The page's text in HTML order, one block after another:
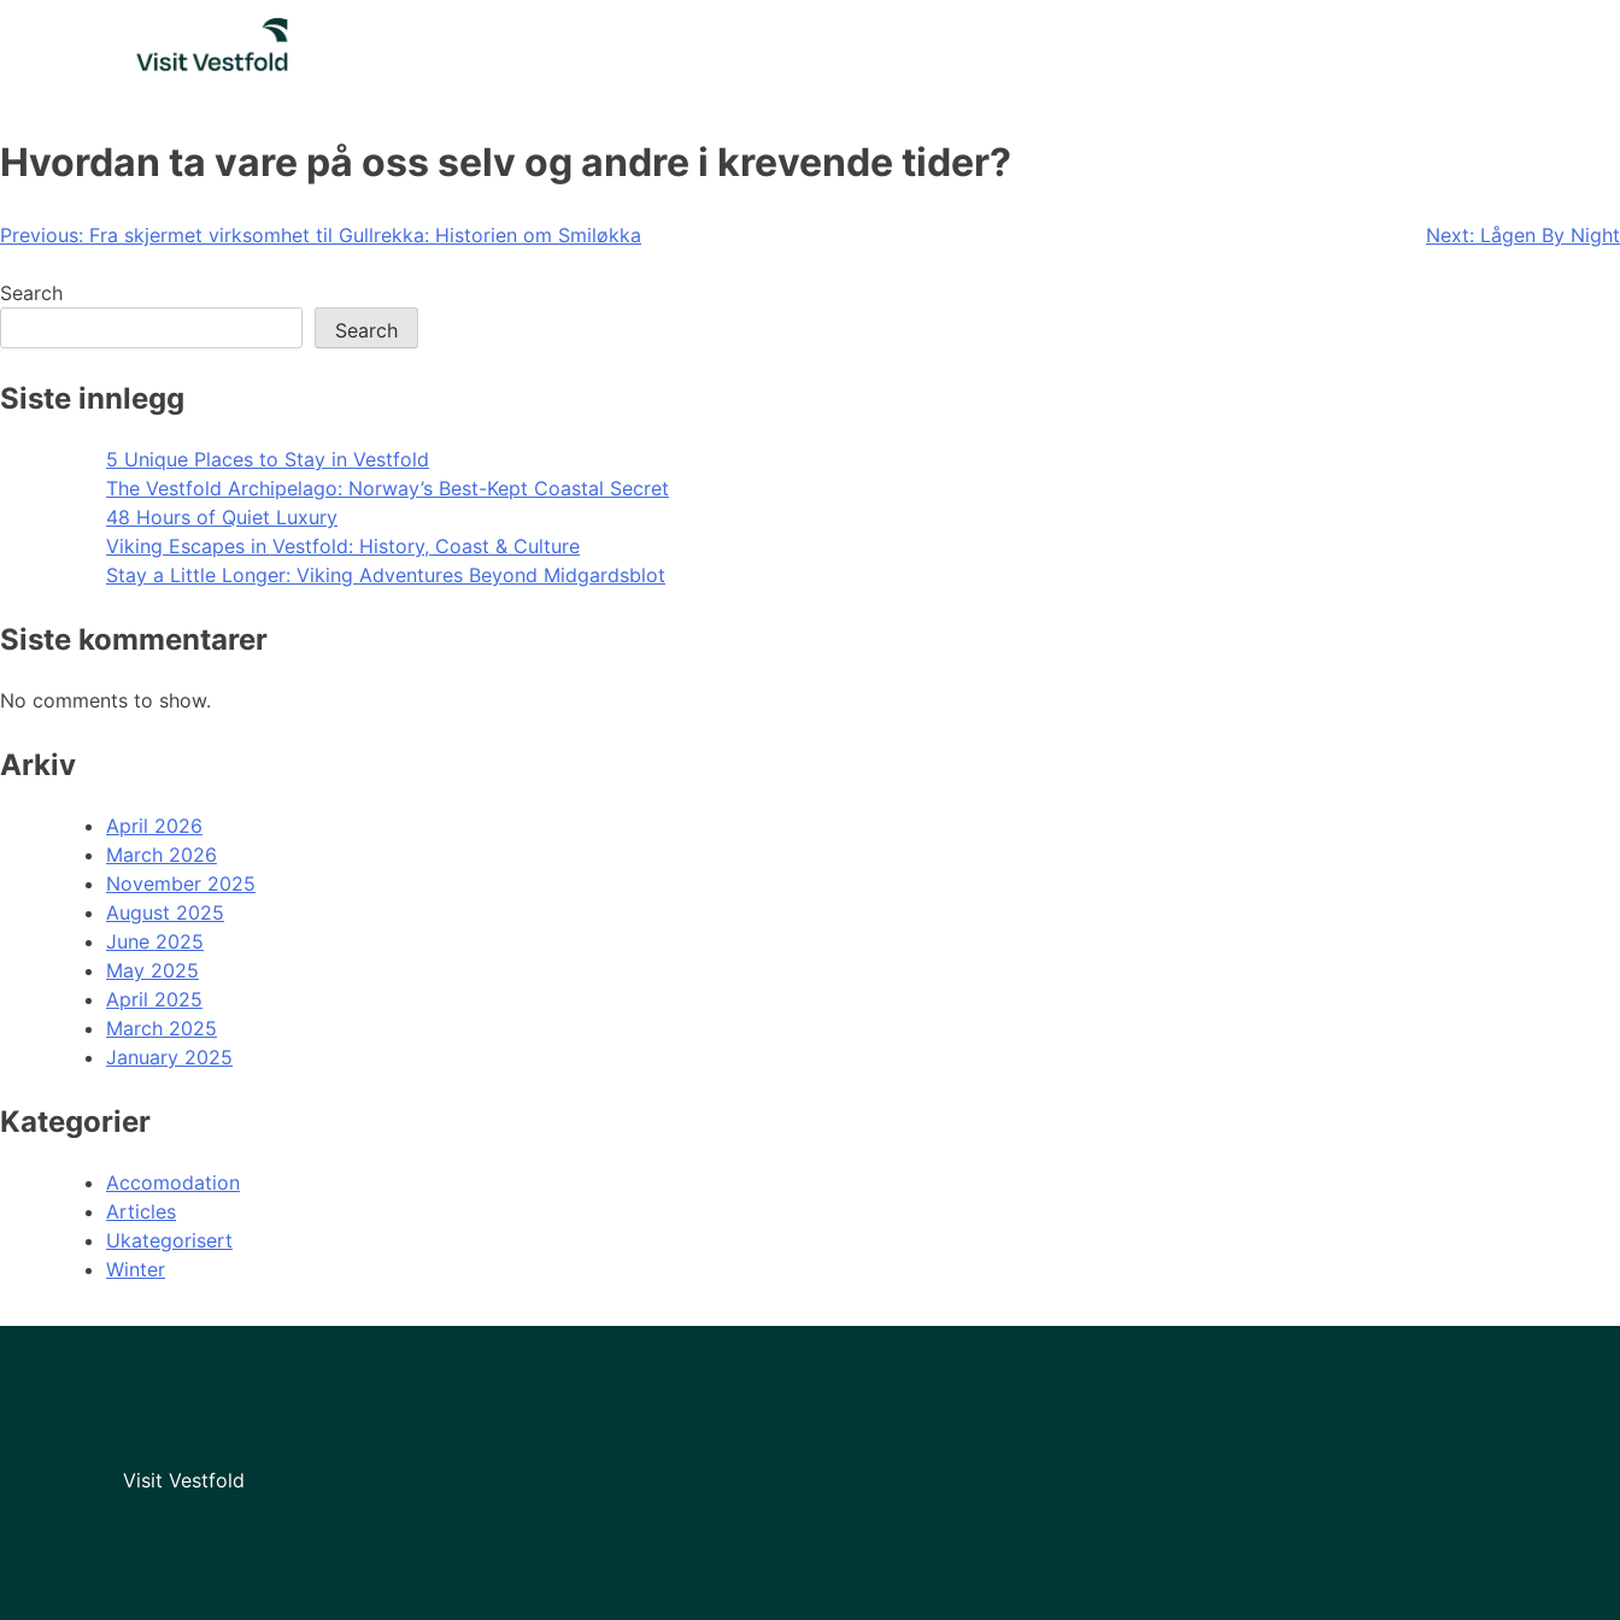
Hvordan ta vare på oss selv og andre i krevende tider?
Post
navigation
Previous: Fra skjermet virksomhet til Gullrekka: Historien om Smiløkka Next: Lågen By Night
Search
Search
Siste innlegg
5 Unique Places to Stay in Vestfold
The Vestfold Archipelago: Norway’s Best-Kept Coastal Secret
48 Hours of Quiet Luxury
Viking Escapes in Vestfold: History, Coast & Culture
Stay a Little Longer: Viking Adventures Beyond Midgardsblot
Siste kommentarer
No comments to show.
Arkiv
April 2026
March 2026
November 2025
August 2025
June 2025
May 2025
April 2025
March 2025
January 2025
Kategorier
Accomodation
Articles
Ukategorisert
Winter
Visit Vestfold